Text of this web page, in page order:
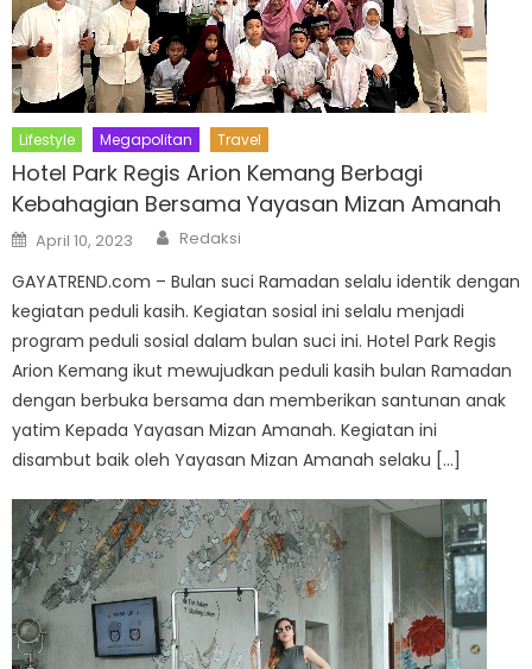
Lifestyle Megapolitan Travel
Hotel Park Regis Arion Kemang Berbagi
Kebahagian Bersama Yayasan Mizan Amanah
Posted
on
April 10, 2023 Author
Redaksi
GAYATREND.com – Bulan suci Ramadan selalu identik dengan
kegiatan peduli kasih. Kegiatan sosial ini selalu menjadi
program peduli sosial dalam bulan suci ini. Hotel Park Regis
Arion Kemang ikut mewujudkan peduli kasih bulan Ramadan
dengan berbuka bersama dan memberikan santunan anak
yatim Kepada Yayasan Mizan Amanah. Kegiatan ini
disambut baik oleh Yayasan Mizan Amanah selaku […]